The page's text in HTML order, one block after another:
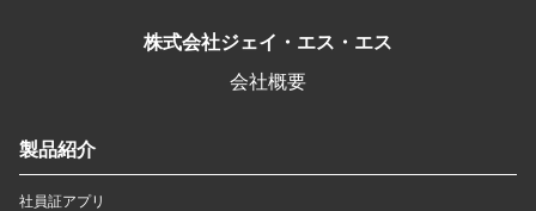
株式会社ジェイ・エス・エス
会社概要
製品紹介
社員証アプリ